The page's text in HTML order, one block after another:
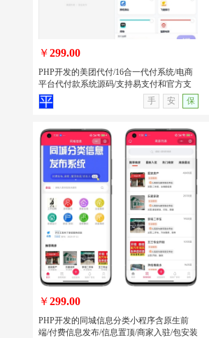
无演示
PHP开发的美团代付/16合一代付系统/电
商平台代付款系统源码/支持易支付和官
￥299.00
PHP开发的美团代付/16合一代付系统/电商
平台代付款系统源码/支持易支付和官方支
付
手 安 保
￥299.00
PHP开发的同城信息分类小程序含原生前
端/付费信息发布/信息置顶/商家入驻/包安装